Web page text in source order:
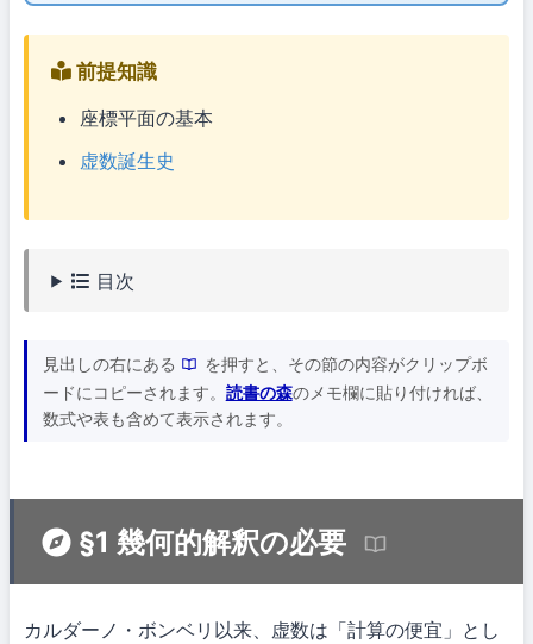
前提知識
座標平面の基本
虚数誕生史
目次
見出しの右にある
を押すと、その節の内容がクリップボ
ードにコピーされます。 読書の森のメモ欄に貼り付ければ、
数式や表も含めて表示されます。
§1 幾何的解釈の必要
カルダーノ・ボンベリ以来、虚数は「計算の便宜」とし